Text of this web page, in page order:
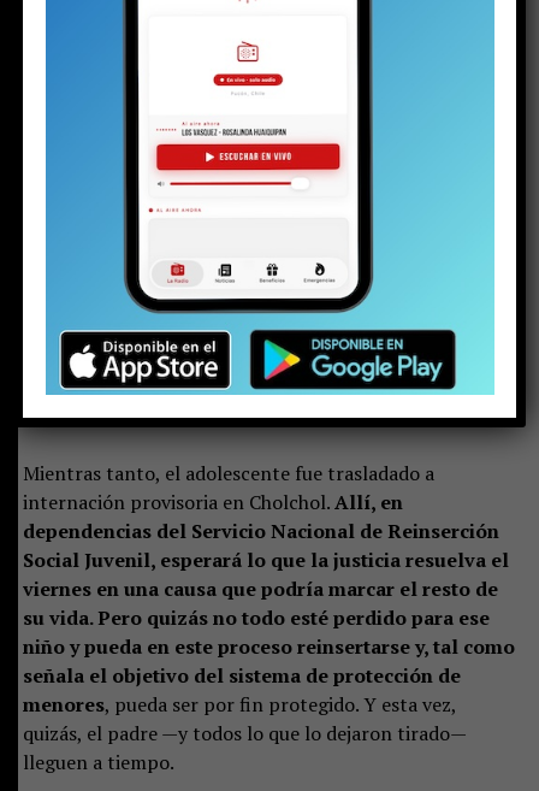
elementos encontrados hacen necesario investigar una
eventual participación del adolescente en el tráfico de
Pero ese no es el único aspecto que debe esclarecerse.
Calderara explicó que aún faltan peritajes para
determinar si el arma incautada corresponde a la
es menor, porque las implicancias podrían hacer que
la formalización de cargos pasara de porte de arma
a disparo injustificado o, incluso, a homicidio
frustrado.Por ello, y pese a la oposición de la defensa,
la jueza accedió a ampliar la detención hasta el próximo
viernes al mediodía.
Mientras tanto, el adolescente fue trasladado a
internación provisoria en Cholchol.Allí, en
dependencias del Servicio Nacional de Reinserción
Social Juvenil, esperará lo que la justicia resuelva el
viernes en una causa que podría marcar el resto de
su vida. Pero quizás no todo esté perdido para ese
niño y pueda en este proceso reinsertarse y, tal como
señala el objetivo del sistema de protección de
menores, pueda ser por fin protegido. Y esta vez,
quizás, el padre —y todos lo que lo dejaron tirado—
lleguen a tiempo.